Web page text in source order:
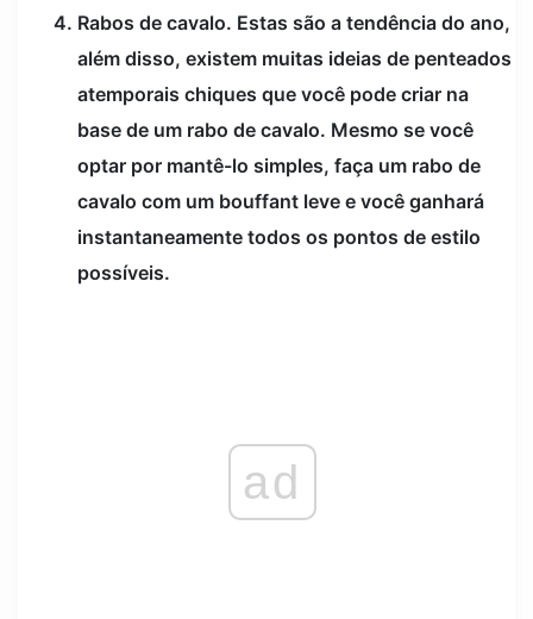
Rabos de cavalo. Estas são a tendência do ano,
além disso, existem muitas ideias de penteados
atemporais chiques que você pode criar na
base de um rabo de cavalo. Mesmo se você
optar por mantê-lo simples, faça um rabo de
cavalo com um bouffant leve e você ganhará
instantaneamente todos os pontos de estilo
possíveis.
ad